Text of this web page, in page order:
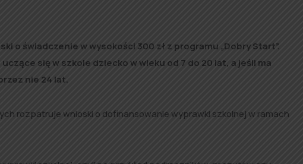
o świadczenie w wysokości 300 zł z programu „Dobry Start”.
się w szkole dziecko w wieku od 7 do 20 lat, a jeśli ma
nie 24 lat.
rozpatruje wnioski o dofinansowanie wyprawki szkolnej w ramach